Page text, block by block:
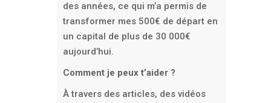
des années, ce qui m’a permis de
transformer mes 500€ de départ en
un capital de plus de 30 000€
aujourd’hui.
Comment je peux t’aider ?
À travers des articles, des vidéos